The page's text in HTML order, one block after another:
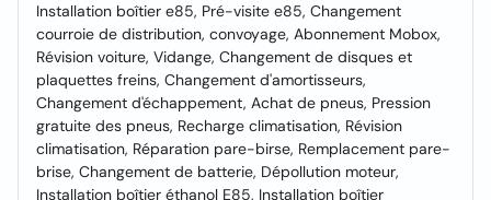
Installation boîtier e85, Pré-visite e85, Changement
courroie de distribution, convoyage, Abonnement Mobox,
Révision voiture, Vidange, Changement de disques et
plaquettes freins, Changement d'amortisseurs,
Changement d'échappement, Achat de pneus, Pression
gratuite des pneus, Recharge climatisation, Révision
climatisation, Réparation pare-birse, Remplacement pare-
brise, Changement de batterie, Dépollution moteur,
Installation boîtier éthanol E85, Installation boîtier